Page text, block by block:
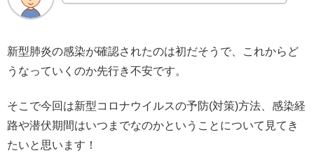
新型肺炎の感染が確認されたのは初だそうで、これからど
うなっていくのか先行き不安です。
そこで今回は新型コロナウイルスの予防(対策)方法、感染経
路や潜伏期間はいつまでなのかということについて見てき
たいと思います！